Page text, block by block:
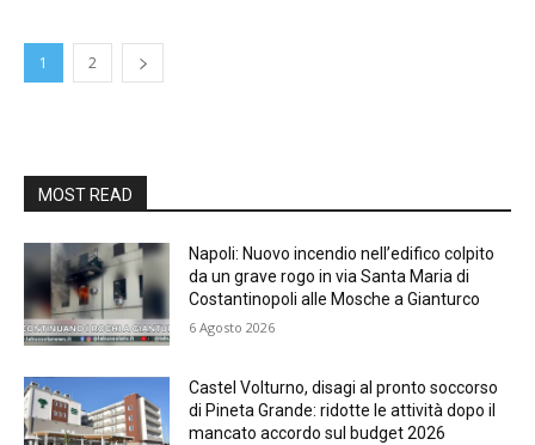
1 2
MOST READ
Napoli: Nuovo incendio nell’edifico colpito
da un grave rogo in via Santa Maria di
Costantinopoli alle Mosche a Gianturco
6 Agosto 2026
Castel Volturno, disagi al pronto soccorso
di Pineta Grande: ridotte le attività dopo il
mancato accordo sul budget 2026